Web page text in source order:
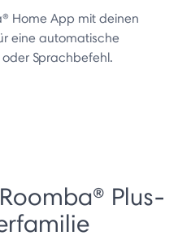
Home App mit deinen
eine automatische
Sprachbefehl.
Plus-